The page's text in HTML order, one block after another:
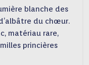
blanche des
du chœur.
matériau rare,
princières